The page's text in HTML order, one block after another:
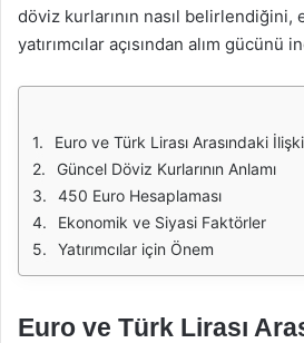
döviz kurlarının nasıl
yatırımcılar açısından alım gücünü
Euro ve Türk Lirası Arasındaki İlişki
Güncel Döviz Kurlarının Anlamı
450 Euro Hesaplaması
Ekonomik ve Siyasi Faktörler
Yatırımcılar için Önem
Euro ve Türk Lirası